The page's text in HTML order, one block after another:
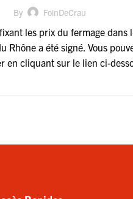
By FoinDeCrau
les prix du fermage dans
Rhône a été signé. Vous
en cliquant sur le lien ci-